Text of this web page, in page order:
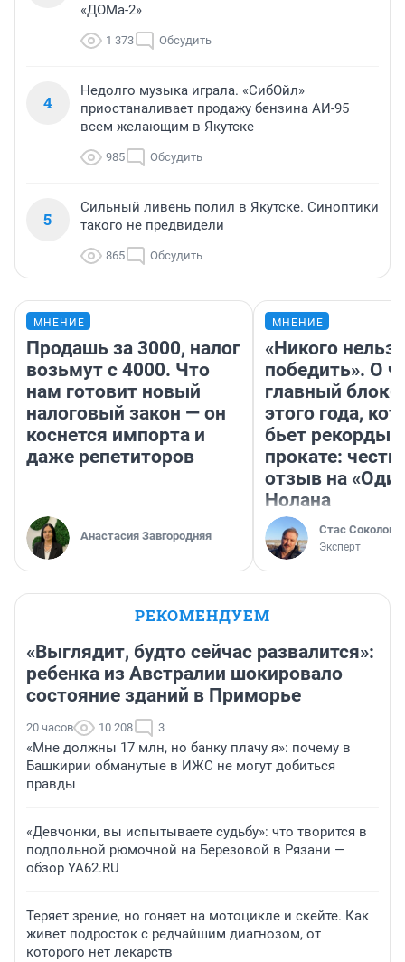
«ДОМа-2»
1 373 Обсудить
4
Недолго музыка играла. «СибОйл»
приостаналивает продажу бензина АИ-95
всем желающим в Якутске
985 Обсудить
5
Сильный ливень полил в Якутске. Синоптики
такого не предвидели
865 Обсудить
МНЕНИЕ
Продашь за 3000, налог
возьмут с 4000. Что
нам готовит новый
налоговый закон — он
коснется импорта и
даже репетиторов
Анастасия Завгородняя
МНЕНИЕ
«Никого нельзя
победить». О
главный
этого года,
бьет рекорды в
прокате:
отзыв на
Нолана
Стас Соколов
Эксперт
РЕКОМЕНДУЕМ
«Выглядит, будто сейчас развалится»:
ребенка из Австралии шокировало
состояние зданий в Приморье
20 часов 10 208 3
«Мне должны 17 млн, но банку плачу я»: почему в
Башкирии обманутые в ИЖС не могут добиться
правды
«Девчонки, вы испытываете судьбу»: что творится в
подпольной рюмочной на Березовой в Рязани —
обзор YA62.RU
Теряет зрение, но гоняет на мотоцикле и скейте. Как
живет подросток с редчайшим диагнозом, от
которого нет лекарств